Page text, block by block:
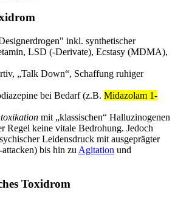
inkl. synthetischer
LSD (-Derivate), Ecstasy (MDMA),
„Talk Down“, Schaffung ruhiger
bei Bedarf (z.B. Midazolam 1-
mit „klassischen“ Halluzinogenen
Regel keine vitale Bedrohung. Jedoch
Leidensdruck mit ausgeprägter
bis hin zu Agitation und
Toxidrom